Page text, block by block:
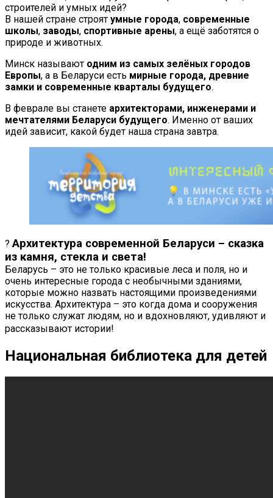
строителей и умных идей?
В нашей стране строят умные города, современные
школы, заводы, спортивные арены, а ещё заботятся о
природе и животных.
Минск называют одним из самых зелёных городов
Европы, а в Беларуси есть мирные города, древние
замки и современные кварталы будущего.
В феврале вы станете архитекторами, инженерами и
мечтателями Беларуси будущего. Именно от ваших
идей зависит, какой будет наша страна завтра.
?️ Архитектура современной Беларуси – сказка
из камня, стекла и света!
Беларусь – это не только красивые леса и поля, но и
очень интересные города с необычными зданиями,
которые можно назвать настоящими произведениями
искусства. Архитектура – это когда дома и сооружения
не только служат людям, но и вдохновляют, удивляют и
рассказывают истории!
Национальная библиотека для детей